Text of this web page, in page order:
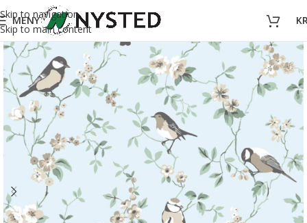
Skip to navigation
Skip to main content
MENY